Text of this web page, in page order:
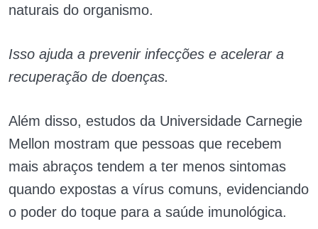
naturais do organismo.
Isso ajuda a prevenir infecções e acelerar a
recuperação de doenças.
Além disso, estudos da Universidade Carnegie
Mellon mostram que pessoas que recebem
mais abraços tendem a ter menos sintomas
quando expostas a vírus comuns, evidenciando
o poder do toque para a saúde imunológica.